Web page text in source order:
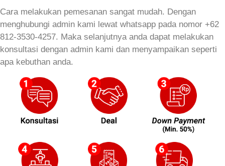
Cara melakukan pemesanan sangat mudah. Dengan
menghubungi admin kami lewat whatsapp pada nomor +62
812-3530-4257. Maka selanjutnya anda dapat melakukan
konsultasi dengan admin kami dan menyampaikan seperti
apa kebuthan anda.